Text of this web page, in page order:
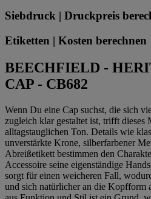
Siebdruck | Druckpreis
Etiketten | Kosten berechnen
BEECHFIELD -
CAP - CB682
Wenn Du eine Cap suchst, die sich
zugleich klar gestaltet ist, trifft dieses
alltagstauglichen Ton. Details wie
unverstärkte Krone, silberfarbener
Abreißetikett bestimmen den
Accessoire seine eigenständige
sorgt für einen weicheren Fall,
und sich natürlicher an die Kopfform